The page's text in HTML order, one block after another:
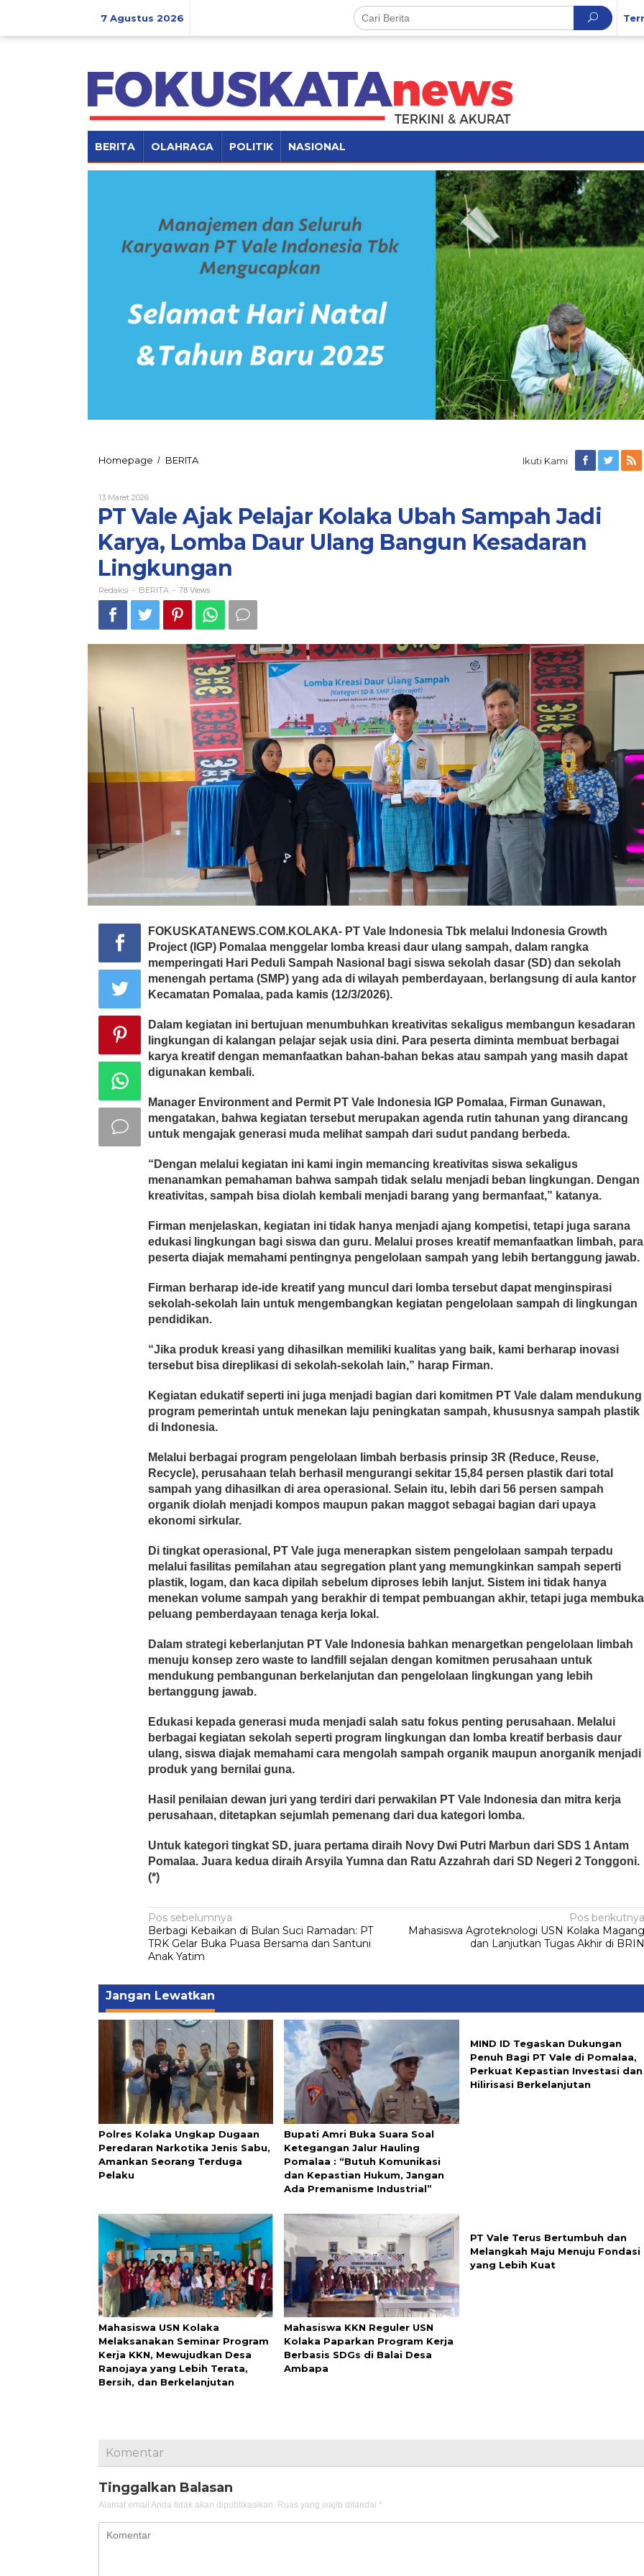
7 Agustus 2026
BERITA OLAHRAGA POLITIK NASIONAL
Homepage / BERITAPT
Kolaka
Ubah
Sampah
Jadi
Karya,
Lomba
Daur
Ulang
Bangun
Kesadaran
Ikuti Kami
13 Maret 2026Oleh
Redaksi
PT Vale Ajak Pelajar Kolaka Ubah Sampah Jadi
Karya, Lomba Daur Ulang Bangun Kesadaran
Lingkungan
Redaksi - BERITA - 78 Views
FOKUSKATANEWS.COM.KOLAKA- PT Vale Indonesia Tbk melalui Indonesia Growth
Project (IGP) Pomalaa menggelar lomba kreasi daur ulang sampah, dalam rangka
memperingati Hari Peduli Sampah Nasional bagi siswa sekolah dasar (SD) dan sekolah
menengah pertama (SMP) yang ada di wilayah pemberdayaan, berlangsung di aula kantor
Kecamatan Pomalaa, pada kamis (12/3/2026).
Dalam kegiatan ini bertujuan menumbuhkan kreativitas sekaligus membangun kesadaran
lingkungan di kalangan pelajar sejak usia dini. Para peserta diminta membuat berbagai
karya kreatif dengan memanfaatkan bahan-bahan bekas atau sampah yang masih dapat
digunakan kembali.
Manager Environment and Permit PT Vale Indonesia IGP Pomalaa, Firman Gunawan,
mengatakan, bahwa kegiatan tersebut merupakan agenda rutin tahunan yang dirancang
untuk mengajak generasi muda melihat sampah dari sudut pandang berbeda.
“Dengan melalui kegiatan ini kami ingin memancing kreativitas siswa sekaligus
menanamkan pemahaman bahwa sampah tidak selalu menjadi beban lingkungan. Dengan
kreativitas, sampah bisa diolah kembali menjadi barang yang bermanfaat,” katanya.
Firman menjelaskan, kegiatan ini tidak hanya menjadi ajang kompetisi, tetapi juga sarana
edukasi lingkungan bagi siswa dan guru. Melalui proses kreatif memanfaatkan limbah, para
peserta diajak memahami pentingnya pengelolaan sampah yang lebih bertanggung jawab.
Firman berharap ide-ide kreatif yang muncul dari lomba tersebut dapat menginspirasi
sekolah-sekolah lain untuk mengembangkan kegiatan pengelolaan sampah di lingkungan
pendidikan.
“Jika produk kreasi yang dihasilkan memiliki kualitas yang baik, kami berharap inovasi
tersebut bisa direplikasi di sekolah-sekolah lain,” harap Firman.
Kegiatan edukatif seperti ini juga menjadi bagian dari komitmen PT Vale dalam mendukung
program pemerintah untuk menekan laju peningkatan sampah, khususnya sampah plastik
di Indonesia.
Melalui berbagai program pengelolaan limbah berbasis prinsip 3R (Reduce, Reuse,
Recycle), perusahaan telah berhasil mengurangi sekitar 15,84 persen plastik dari total
sampah yang dihasilkan di area operasional. Selain itu, lebih dari 56 persen sampah
organik diolah menjadi kompos maupun pakan maggot sebagai bagian dari upaya
ekonomi sirkular.
Di tingkat operasional, PT Vale juga menerapkan sistem pengelolaan sampah terpadu
melalui fasilitas pemilahan atau segregation plant yang memungkinkan sampah seperti
plastik, logam, dan kaca dipilah sebelum diproses lebih lanjut. Sistem ini tidak hanya
menekan volume sampah yang berakhir di tempat pembuangan akhir, tetapi juga membuka
peluang pemberdayaan tenaga kerja lokal.
Dalam strategi keberlanjutan PT Vale Indonesia bahkan menargetkan pengelolaan limbah
menuju konsep zero waste to landfill sejalan dengan komitmen perusahaan untuk
mendukung pembangunan berkelanjutan dan pengelolaan lingkungan yang lebih
bertanggung jawab.
Edukasi kepada generasi muda menjadi salah satu fokus penting perusahaan. Melalui
berbagai kegiatan sekolah seperti program lingkungan dan lomba kreatif berbasis daur
ulang, siswa diajak memahami cara mengolah sampah organik maupun anorganik menjadi
produk yang bernilai guna.
Hasil penilaian dewan juri yang terdiri dari perwakilan PT Vale Indonesia dan mitra kerja
perusahaan, ditetapkan sejumlah pemenang dari dua kategori lomba.
Untuk kategori tingkat SD, juara pertama diraih Novy Dwi Putri Marbun dari SDS 1 Antam
Pomalaa. Juara kedua diraih Arsyila Yumna dan Ratu Azzahrah dari SD Negeri 2 Tonggoni.
(*)
Navigasi
pos
Pos sebelumnya
Berbagi Kebaikan di Bulan Suci Ramadan: PT
TRK Gelar Buka Puasa Bersama dan Santuni
Anak Yatim
Pos berikutnya
Mahasiswa Agroteknologi USN Kolaka Magang
dan Lanjutkan Tugas Akhir di BRIN
Jangan Lewatkan
Polres Kolaka Ungkap Dugaan
Peredaran Narkotika Jenis Sabu,
Amankan Seorang Terduga
Pelaku
Bupati Amri Buka Suara Soal
Ketegangan Jalur Hauling
Pomalaa : “Butuh Komunikasi
dan Kepastian Hukum, Jangan
Ada Premanisme Industrial”
MIND ID Tegaskan Dukungan
Penuh Bagi PT Vale di Pomalaa,
Perkuat Kepastian Investasi dan
Hilirisasi Berkelanjutan
Mahasiswa USN Kolaka
Melaksanakan Seminar Program
Kerja KKN, Mewujudkan Desa
Ranojaya yang Lebih Terata,
Bersih, dan Berkelanjutan
Mahasiswa KKN Reguler USN
Kolaka Paparkan Program Kerja
Berbasis SDGs di Balai Desa
Ambapa
PT Vale Terus Bertumbuh dan
Melangkah Maju Menuju Fondasi
yang Lebih Kuat
Komentar
Tinggalkan Balasan
Alamat email Anda tidak akan dipublikasikan. Ruas yang wajib ditandai *